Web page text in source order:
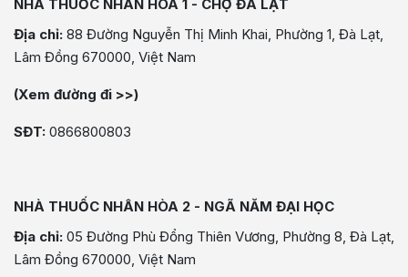
NHÀ THUỐC NHÂN HÒA 1 - CHỢ ĐÀ LẠT
Địa chỉ: 88 Đường Nguyễn Thị Minh Khai, Phường 1, Đà Lạt,
Lâm Đồng 670000, Việt Nam
(Xem đường đi >>)
SĐT: 0866800803
NHÀ THUỐC NHÂN HÒA 2 - NGÃ NĂM ĐẠI HỌC
Địa chỉ: 05 Đường Phù Đổng Thiên Vương, Phường 8, Đà Lạt,
Lâm Đồng 670000, Việt Nam